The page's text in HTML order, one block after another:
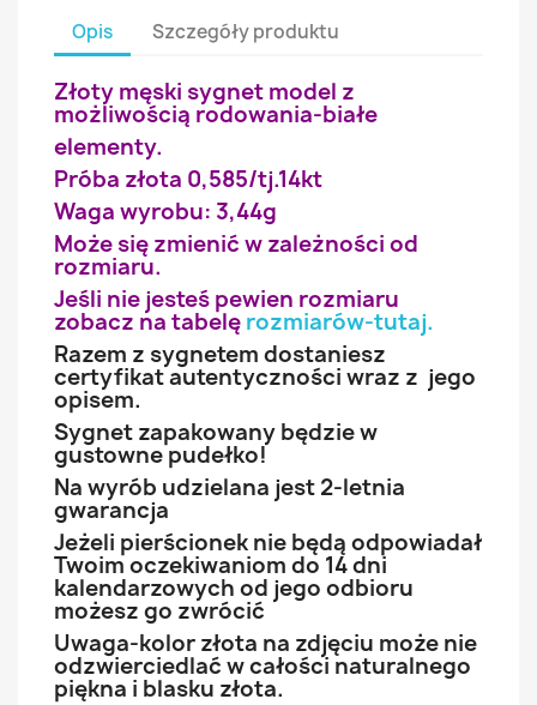
Opis Szczegóły produktu
Złoty męski sygnet model z
możliwością rodowania-białe
elementy.
Próba złota 0,585/tj.14kt
Waga wyrobu: 3,44g
Może się zmienić w zależności od
rozmiaru.
Jeśli nie jesteś pewien rozmiaru
zobacz na tabelę rozmiarów-tutaj.
Razem z sygnetem dostaniesz
certyfikat autentyczności wraz z jego
opisem.
Sygnet zapakowany będzie w
gustowne pudełko!
Na wyrób udzielana jest 2-letnia
gwarancja
Jeżeli pierścionek nie będą odpowiadał
Twoim oczekiwaniom do 14 dni
kalendarzowych od jego odbioru
możesz go zwrócić
Uwaga-kolor złota na zdjęciu może nie
odzwierciedlać w całości naturalnego
piękna i blasku złota.